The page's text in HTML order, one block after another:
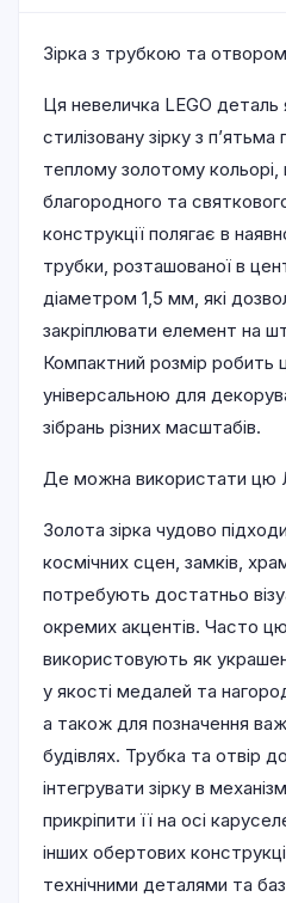
Зірка з трубкою та отвором
Ця невеличка LEGO
стилізовану зірку з
теплому золотому кольорі,
благородного та
конструкції полягає в
трубки, розташованої в
діаметром 1,5 мм, які
закріплювати елемент на
Компактний розмір робить
універсальною для
зібрань різних масштабів.
Де можна використати цю
Золота зірка чудово
космічних сцен, замків,
потребують достатньо
окремих акцентів. Часто
використовують як
у якості медалей та
а також для позначення
будівлях. Трубка та отвір
інтегрувати зірку в
прикріпити її на осі
інших обертових
технічними деталями та